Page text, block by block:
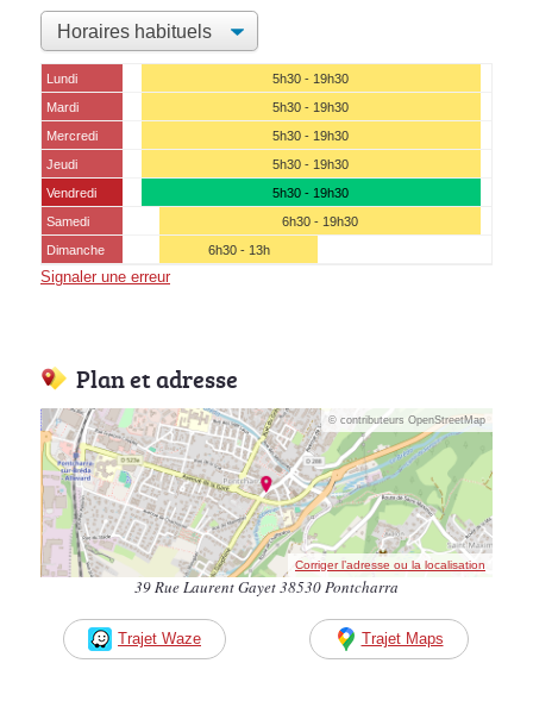
Lundi
5h30 - 19h30
Mardi
5h30 - 19h30
Mercredi
5h30 - 19h30
Jeudi
5h30 - 19h30
Vendredi
5h30 - 19h30
Samedi
6h30 - 19h30
Dimanche
6h30 - 13h
Signaler une erreur
Plan et adresse
© contributeurs OpenStreetMap
Corriger l’adresse ou la localisation
39 Rue Laurent Gayet 38530 Pontcharra
Trajet Waze Trajet Maps